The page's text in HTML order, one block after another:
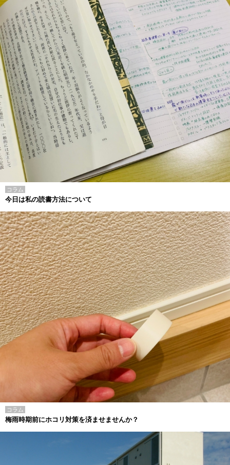
コラム
今日は私の読書方法について
コラム
梅雨時期前にホコリ対策を済ませませんか？